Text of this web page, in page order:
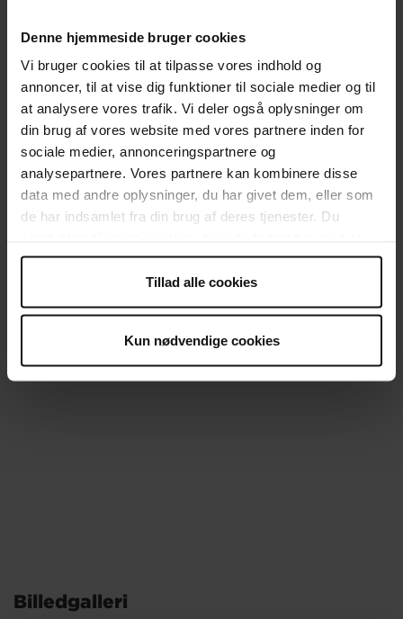
Denne hjemmeside bruger cookies
Vi bruger cookies til at tilpasse vores indhold og
annoncer, til at vise dig funktioner til sociale medier og til
at analysere vores trafik. Vi deler også oplysninger om
din brug af vores website med vores partnere inden for
sociale medier, annonceringspartnere og
analysepartnere. Vores partnere kan kombinere disse
data med andre oplysninger, du har givet dem, eller som
de har indsamlet fra din brug af deres tjenester. Du
anvende vores hjemmeside.
Tillad alle cookies
Kun nødvendige cookies
Støtter din virksomhed?
Billedgalleri